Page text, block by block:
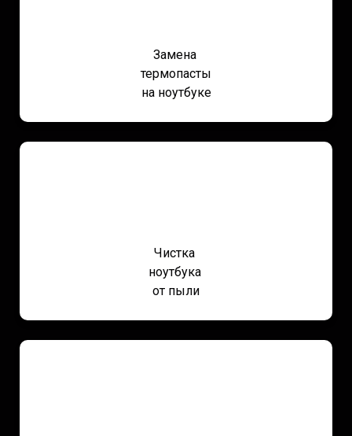
Замена
термопасты
на ноутбуке
Чистка
ноутбука
от пыли